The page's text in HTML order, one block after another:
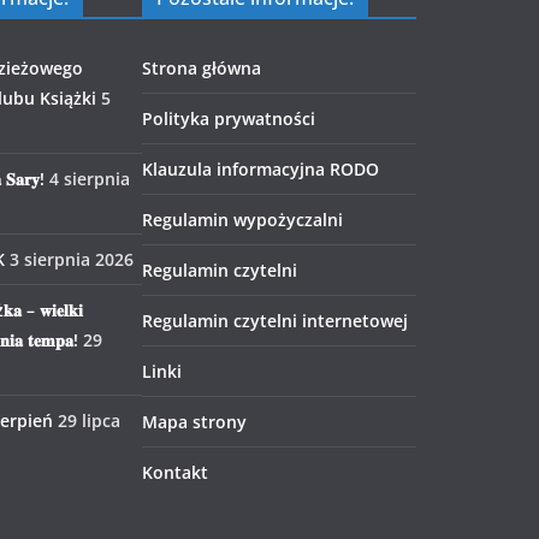
Książki 5
𝐒𝐚𝐫𝐲! 4 sierpnia
3 sierpnia 2026
– 𝐰𝐢𝐞𝐥𝐤𝐢
𝐭𝐞𝐦𝐩𝐚! 29
29 lipca
Strona główna
Polityka prywatności
Klauzula informacyjna RODO
Regulamin wypożyczalni
Regulamin czytelni
Regulamin czytelni internetowej
Linki
Mapa strony
Kontakt